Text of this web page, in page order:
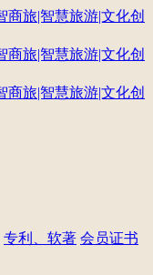
专利、软著 会员证书